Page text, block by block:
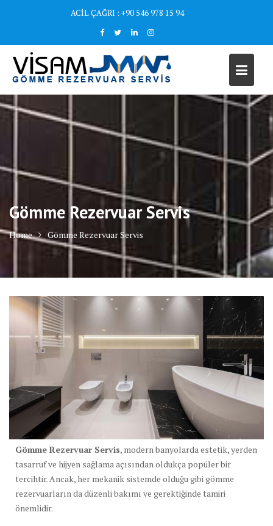
ACİL ÇAĞRI : +90 546 978 15 94
Gömme Rezervuar Servis
Home Gömme Rezervuar Servis
Gömme Rezervuar Servis, modern banyolarda estetik, yerden
tasarruf ve hijyen sağlama açısından oldukça popüler bir
tercihtir. Ancak, her mekanik sistemde olduğu gibi gömme
rezervuarların da düzenli bakımı ve gerektiğinde tamiri
önemlidir.